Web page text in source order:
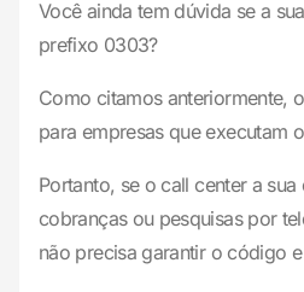
Você ainda tem dúvida se a
prefixo 0303?
Como citamos anteriormente,
para empresas que executam
Portanto, se o call center a sua
cobranças ou pesquisas por
não precisa garantir o código